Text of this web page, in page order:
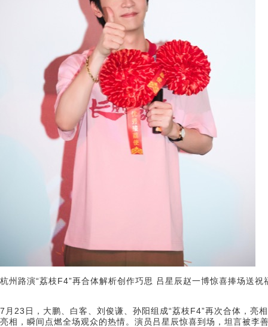
杭州路演“荔枝F4”再合体解析创作巧思 吕星辰赵一博惊喜捧场送祝
7月23日，大鹏、白客、刘俊谦、孙阳组成“荔枝F4”再次合体，亮
亮相，瞬间点燃全场观众的热情。演员吕星辰惊喜到场，坦言被李